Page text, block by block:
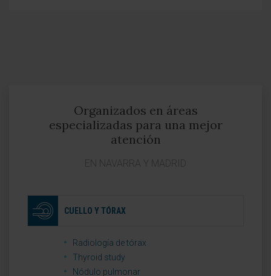
Organizados en áreas
especializadas para una mejor
atención
EN NAVARRA Y MADRID
CUELLO Y TÓRAX
Radiología de tórax
Thyroid study
Nódulo pulmonar